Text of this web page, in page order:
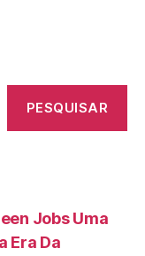
Jobs Uma
Era Da